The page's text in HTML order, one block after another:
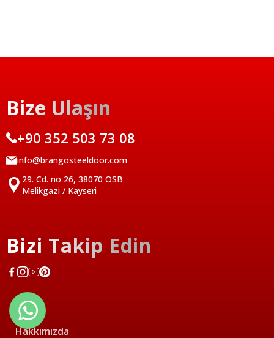
Bize Ulaşın
+90 352 503 73 08
info@brangosteeldoor.com
29. Cd. no 26, 38070 OSB
Melikgazi / Kayseri
Bizi Takip Edin
Hakkımızda
Türkçe
English 1